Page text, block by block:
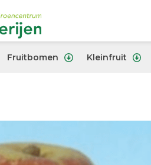
Fruitbomen Kleinfruit